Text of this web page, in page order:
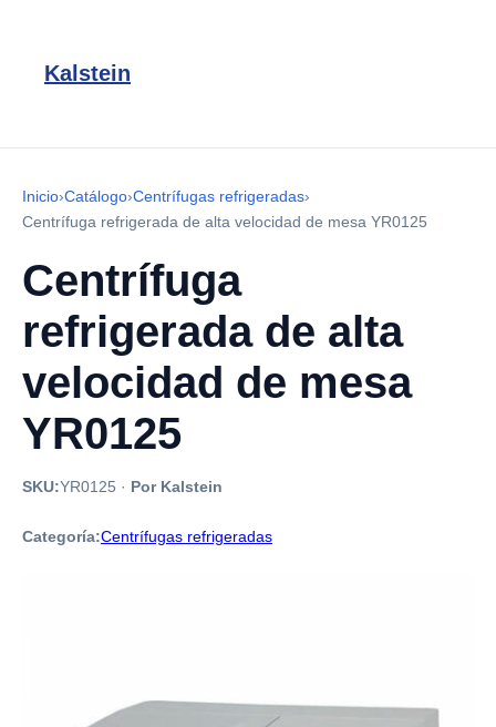
Kalstein
Inicio›Catálogo›Centrífugas refrigeradas›
Centrífuga refrigerada de alta velocidad de mesa YR0125
Centrífuga
refrigerada de alta
velocidad de mesa
YR0125
SKU:YR0125 · Por Kalstein
Categoría:Centrífugas refrigeradas